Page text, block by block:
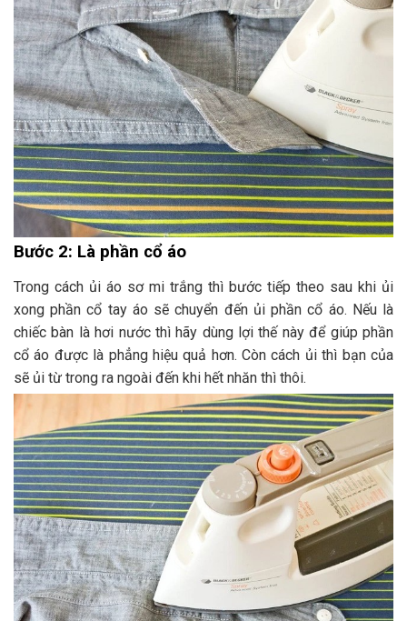
Bước 2: Là phần cổ áo
Trong cách ủi áo sơ mi trắng thì bước tiếp theo sau khi ủi
xong phần cổ tay áo sẽ chuyển đến ủi phần cổ áo. Nếu là
chiếc bàn là hơi nước thì hãy dùng lợi thế này để giúp phần
cổ áo được là phẳng hiệu quả hơn. Còn cách ủi thì bạn của
sẽ ủi từ trong ra ngoài đến khi hết nhăn thì thôi.